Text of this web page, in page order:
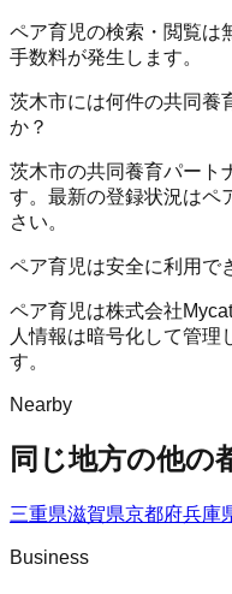
ペア育児の検索・閲覧は
手数料が発生します。
茨木市には何件の共同養
か？
茨木市の共同養育パート
す。最新の登録状況はペ
さい。
ペア育児は安全に利用で
ペア育児は株式会社
人情報は暗号化して管理
す。
Nearby
同じ地方の他の
三重県滋賀県京都府兵庫
Business